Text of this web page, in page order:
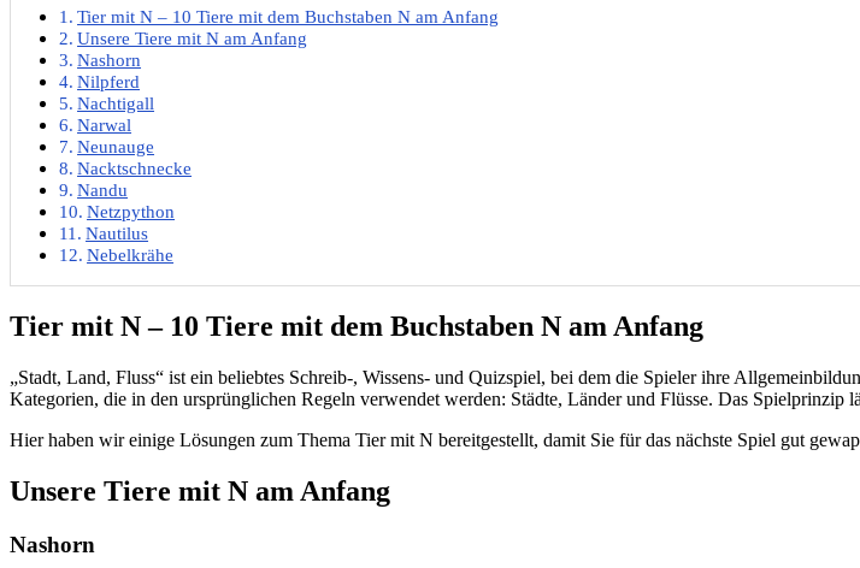
Tier mit N – 10 Tiere mit dem Buchstaben N am Anfang
Unsere Tiere mit N am Anfang
Nashorn
Nilpferd
Nachtigall
Narwal
Neunauge
Nacktschnecke
Nandu
Netzpython
Nautilus
Nebelkrähe
Tier mit N – 10 Tiere mit dem Buchstaben N am Anfang
„Stadt, Land, Fluss“ ist ein beliebtes Schreib-, Wissens- und Quizspiel, bei dem die Spieler ihre
Kategorien, die in den ursprünglichen Regeln verwendet werden: Städte, Länder und Flüsse. Das Spielprinzip
Hier haben wir einige Lösungen zum Thema Tier mit N bereitgestellt, damit Sie für das nächste Spiel gut
Unsere Tiere mit N am Anfang
Nashorn